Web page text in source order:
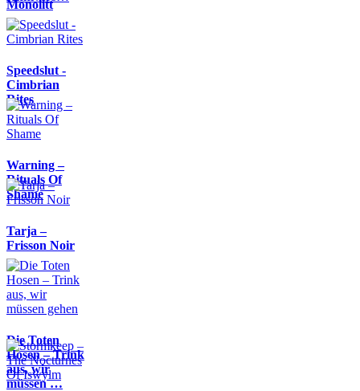
Monolitt
Speedslut -
Cimbrian
Rites
Warning –
Rituals Of
Shame
Tarja –
Frisson Noir
Die Toten
Hosen – Trink
aus, wir
müssen …